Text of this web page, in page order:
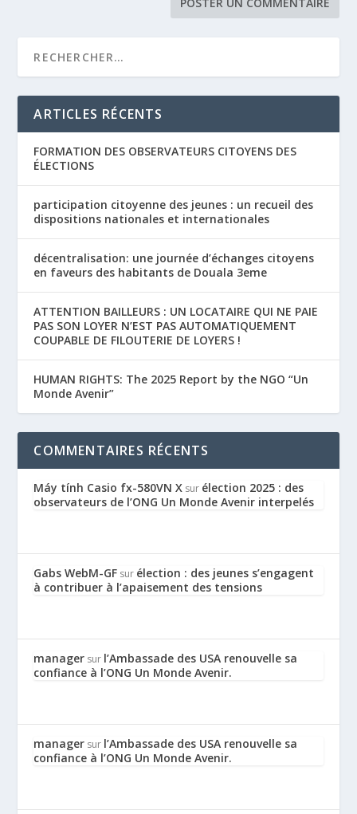
ARTICLES RÉCENTS
FORMATION DES OBSERVATEURS CITOYENS DES
ÉLECTIONS
participation citoyenne des jeunes : un recueil des
dispositions nationales et internationales
décentralisation: une journée d’échanges citoyens
en faveurs des habitants de Douala 3eme
ATTENTION BAILLEURS : UN LOCATAIRE QUI NE PAIE
PAS SON LOYER N’EST PAS AUTOMATIQUEMENT
COUPABLE DE FILOUTERIE DE LOYERS !
HUMAN RIGHTS: The 2025 Report by the NGO “Un
Monde Avenir”
COMMENTAIRES RÉCENTS
Máy tính Casio fx-580VN X sur élection 2025 : des
observateurs de l’ONG Un Monde Avenir interpelés
Gabs WebM-GF sur élection : des jeunes s’engagent
à contribuer à l’apaisement des tensions
manager sur l’Ambassade des USA renouvelle sa
confiance à l’ONG Un Monde Avenir.
manager sur l’Ambassade des USA renouvelle sa
confiance à l’ONG Un Monde Avenir.